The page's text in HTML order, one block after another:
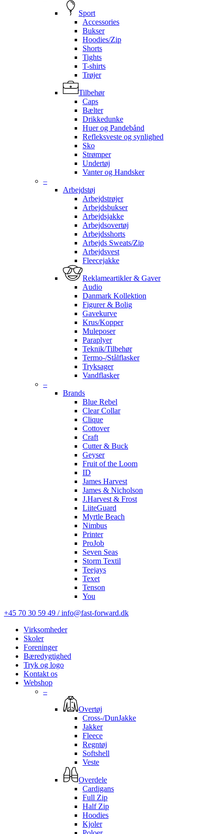
Sport
Accessories
Bukser
Hoodies/Zip
Shorts
Tights
T-shirts
Trøjer
Tilbehør
Caps
Bælter
Drikkedunke
Huer og Pandebånd
Refleksveste og synlighed
Sko
Strømper
Undertøj
Vanter og Handsker
–
Arbejdstøj
Arbejdstrøjer
Arbejdsbukser
Arbejdsjakke
Arbejdsovertøj
Arbejdsshorts
Arbejds Sweats/Zip
Arbejdsvest
Fleecejakke
Reklameartikler & Gaver
Audio
Danmark Kollektion
Figurer & Bolig
Gavekurve
Krus/Kopper
Muleposer
Paraplyer
Teknik/Tilbehør
Termo-/Stålflasker
Tryksager
Vandflasker
–
Brands
Blue Rebel
Clear Collar
Clique
Cottover
Craft
Cutter & Buck
Geyser
Fruit of the Loom
ID
James Harvest
James & Nicholson
J.Harvest & Frost
LiiteGuard
Myrtle Beach
Nimbus
Printer
ProJob
Seven Seas
Storm Textil
Teejays
Texet
Tenson
You
+45 70 30 59 49 / info@fast-forward.dk
Virksomheder
Skoler
Foreninger
Bæredygtighed
Tryk og logo
Kontakt os
Webshop
–
Overtøj
Cross-/DunJakke
Jakker
Fleece
Regntøj
Softshell
Veste
Overdele
Cardigans
Full Zip
Half Zip
Hoodies
Kjoler